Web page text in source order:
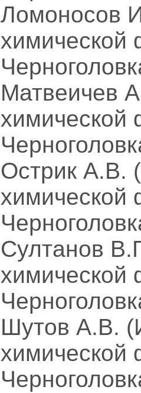
Ломоносов
химической
Матвеичев
химической
Острик А.В.
химической
Султанов
химической
Шутов А.В.
химической